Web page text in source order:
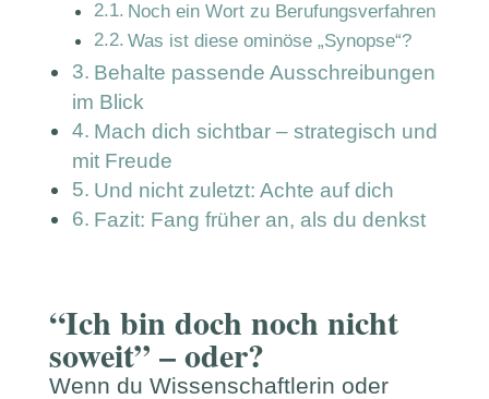
Noch ein Wort zu Berufungsverfahren
Was ist diese ominöse „Synopse“?
Behalte passende Ausschreibungen
im Blick
Mach dich sichtbar – strategisch und
mit Freude
Und nicht zuletzt: Achte auf dich
Fazit: Fang früher an, als du denkst
“Ich bin doch noch nicht
soweit” – oder?
Wenn du Wissenschaftlerin oder